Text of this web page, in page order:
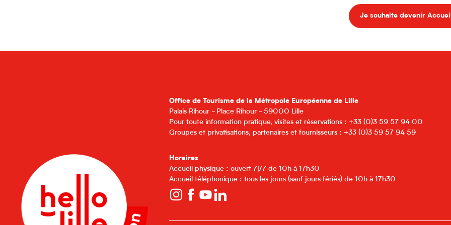
Je souhaite devenir
Office de Tourisme de la Métropole Européenne de Lille
Palais Rihour - Place Rihour - 59000 Lille
Pour toute information pratique, visites et réservations : +33 (0)3 59 57 94 00
Groupes et privatisations, partenaires et fournisseurs : +33 (0)3 59 57 94 59
Horaires
Accueil physique : ouvert 7j/7 de 10h à 17h30
Accueil téléphonique : tous les jours (sauf jours fériés) de 10h à 17h30